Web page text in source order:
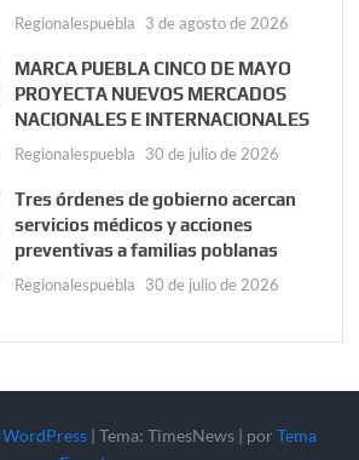
Regionalespuebla 3 de agosto de 2026
MARCA PUEBLA CINCO DE MAYO
PROYECTA NUEVOS MERCADOS
NACIONALES E INTERNACIONALES
Regionalespuebla 30 de julio de 2026
Tres órdenes de gobierno acercan
servicios médicos y acciones
preventivas a familias poblanas
Regionalespuebla 30 de julio de 2026
WordPress | Tema: TimesNews | por Tema